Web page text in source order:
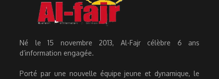
Né le 15 novembre 2013, Al-Fajr célèbre 6 ans
d’information engagée.
Porté par une nouvelle équipe jeune et dynamique, le